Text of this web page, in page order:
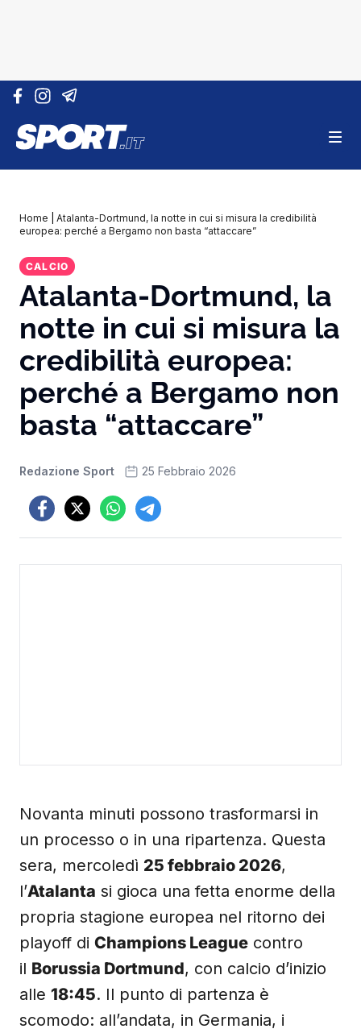
Vai al contenuto
Home
Atalanta-Dortmund, la notte in cui si misura la credibilità
europea: perché a Bergamo non basta “attaccare”
CALCIO
Atalanta-Dortmund, la
notte in cui si misura la
credibilità europea:
perché a Bergamo non
basta “attaccare”
Redazione Sport 25 Febbraio 2026
Novanta minuti possono trasformarsi in
un processo o in una ripartenza. Questa
sera, mercoledì 25 febbraio 2026,
l’Atalanta si gioca una fetta enorme della
propria stagione europea nel ritorno dei
playoff di Champions League contro
il Borussia Dortmund, con calcio d’inizio
alle 18:45. Il punto di partenza è
scomodo: all’andata, in Germania, i